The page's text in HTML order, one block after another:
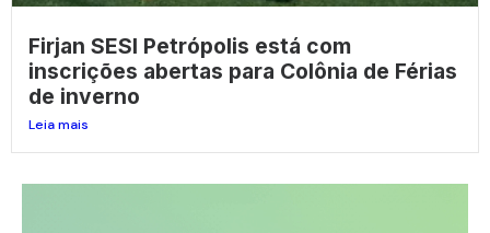
Firjan SESI Petrópolis está com
inscrições abertas para Colônia de Férias
de inverno
Leia mais